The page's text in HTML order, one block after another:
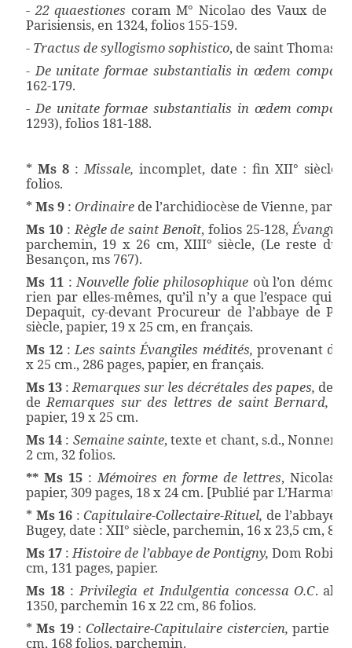
-22 quaestiones coram M° Nicolao des Vaux de
Parisiensis, en 1324, folios 155-159.
- Tractus de syllogismo sophistico, de saint Thomas
-De unitate formae substantialis in œdem
162-179.
-De unitate formae substantialis in œdem
1293), folios 181-188.
* Ms 8 :Missale, incomplet, date : fin XII° siècle,
folios.
*Ms 9 : Ordinaire de l’archidiocèse de Vienne,
Ms 10 :Règle de saint Benoît, folios 25-128,
parchemin, 19 x 26 cm, XIII° siècle, (Le reste du
Besançon, ms 767).
Ms 11:Nouvelle folie philosophiqueoù l’on
rien par elles-mêmes, qu’il n’y a que l’espace qui
Depaquit, cy-devant Procureur de l’abbaye de
siècle, papier, 19 x 25 cm, en français.
Ms 12 :Les saints Évangiles médités, provenant des
x 25 cm., 286 pages, papier, en français.
Ms 13 :Remarques sur les décrétales des papes, de
deRemarques sur des lettres de saint Bernard,
papier, 19 x 25 cm.
Ms 14 : Semaine sainte, texte et chant, s.d.,
2 cm, 32 folios.
** Ms 15 :Mémoires en forme de lettres, Nicolas
papier, 309 pages, 18 x 24 cm. [Publié par
* Ms 16 : Capitulaire-Collectaire-Rituel, de l’abbaye
Bugey, date : XII° siècle, parchemin, 16 x 23,5 cm, 85
Ms 17 :Histoire de l’abbaye de Pontigny, Dom
cm, 131 pages, papier.
Ms 18 :Privilegia et Indulgentia concessa O.C.
1350, parchemin 16 x 22 cm, 86 folios.
*Ms 19: Collectaire-Capitulaire cistercien, partie
cm, 168 folios, parchemin.